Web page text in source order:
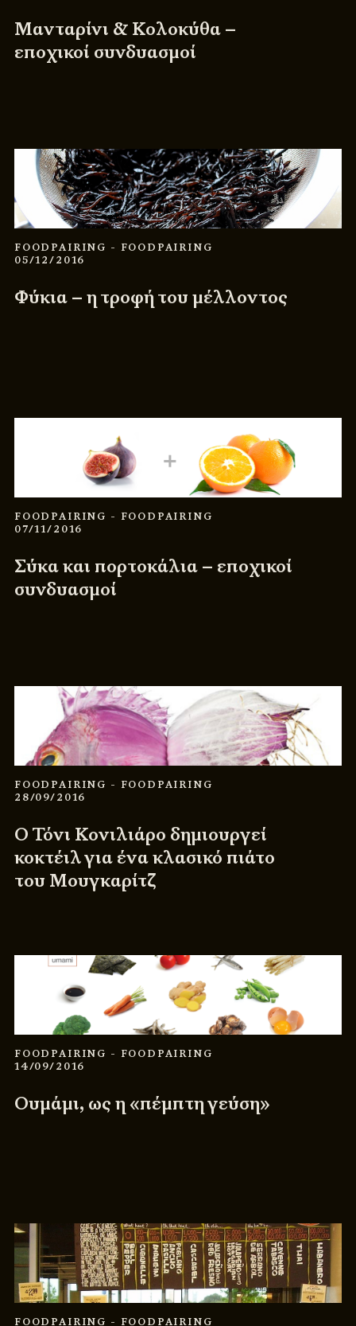
Μανταρίνι & Κολοκύθα –
εποχικοί συνδυασμοί
FOODPAIRING - FOODPAIRING
05/12/2016
Φύκια – η τροφή του μέλλοντος
FOODPAIRING - FOODPAIRING
07/11/2016
Σύκα και πορτοκάλια – εποχικοί
συνδυασμοί
FOODPAIRING - FOODPAIRING
28/09/2016
Ο Τόνι Κονιλιάρο δημιουργεί
κοκτέιλ για ένα κλασικό πιάτο
του Μουγκαρίτζ
FOODPAIRING - FOODPAIRING
14/09/2016
Ουμάμι, ως η «πέμπτη γεύση»
FOODPAIRING - FOODPAIRING